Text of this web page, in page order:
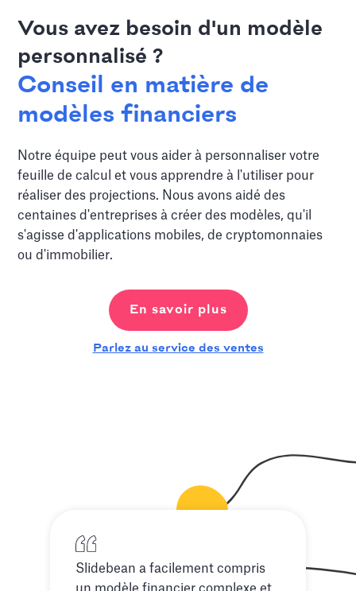
Vous avez besoin d'un modèle
personnalisé ?
Conseil en matière de
modèles financiers
Notre équipe peut vous aider à personnaliser votre
feuille de calcul et vous apprendre à l'utiliser pour
réaliser des projections. Nous avons aidé des
centaines d'entreprises à créer des modèles, qu'il
s'agisse d'applications mobiles, de cryptomonnaies
ou d'immobilier.
En savoir plus
Parlez au service des ventes
Slidebean a facilement compris